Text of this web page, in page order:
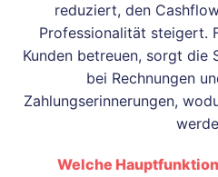
reduziert, den
Professionalität steigert.
Kunden betreuen, sorgt die
bei Rechnungen
Zahlungserinnerungen,
Welche